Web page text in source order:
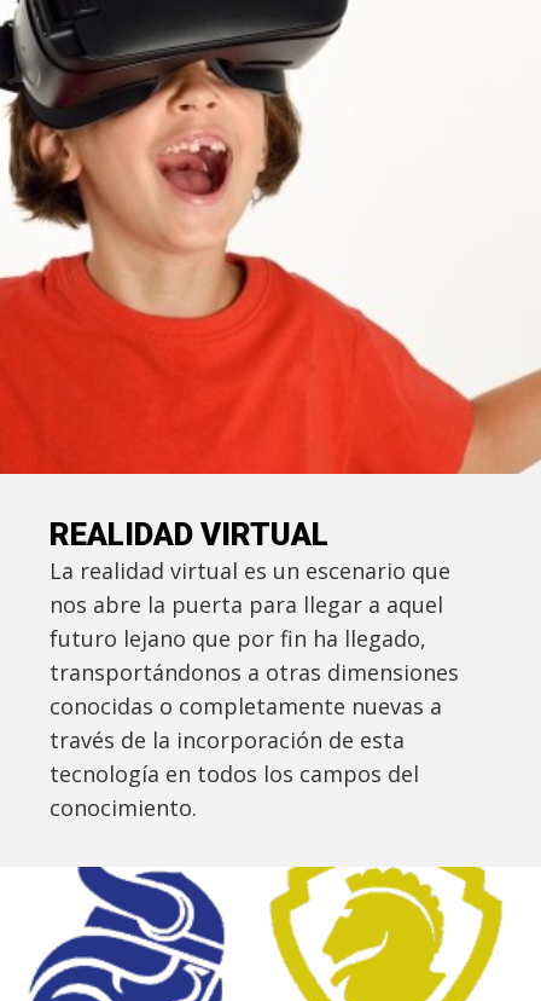
REALIDAD VIRTUAL
La realidad virtual es un escenario que
nos abre la puerta para llegar a aquel
futuro lejano que por fin ha llegado,
transportándonos a otras dimensiones
conocidas o completamente nuevas a
través de la incorporación de esta
tecnología en todos los campos del
conocimiento.